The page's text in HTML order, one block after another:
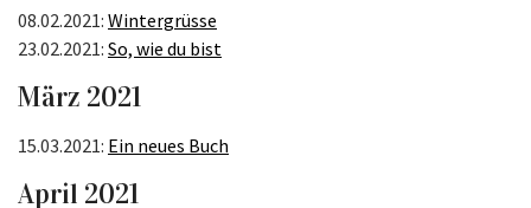
08.02.2021: Wintergrüsse
23.02.2021: So, wie du bist
März 2021
15.03.2021: Ein neues Buch
April 2021